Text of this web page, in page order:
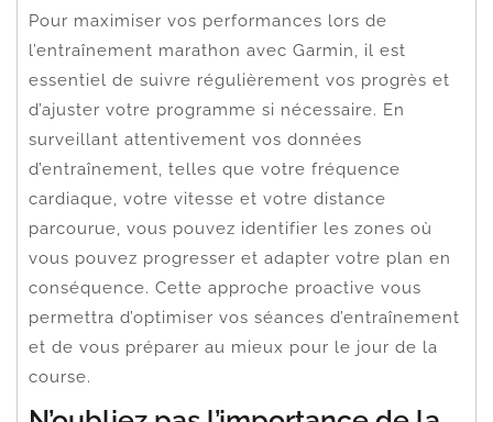
Pour maximiser vos performances lors de
l’entraînement marathon avec Garmin, il est
essentiel de suivre régulièrement vos progrès et
d’ajuster votre programme si nécessaire. En
surveillant attentivement vos données
d’entraînement, telles que votre fréquence
cardiaque, votre vitesse et votre distance
parcourue, vous pouvez identifier les zones où
vous pouvez progresser et adapter votre plan en
conséquence. Cette approche proactive vous
permettra d’optimiser vos séances d’entraînement
et de vous préparer au mieux pour le jour de la
course.